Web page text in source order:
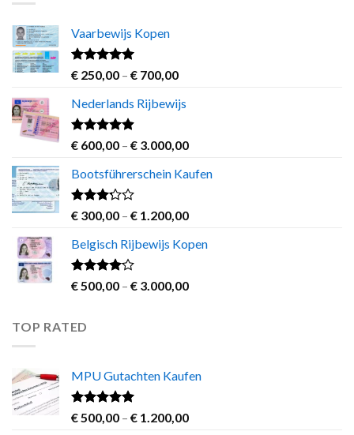
Vaarbewijs Kopen
Rated4.63
out of 5
€ 250,00 – € 700,00Price
€ 250,00
€ 700,00
Nederlands Rijbewijs
Rated4.60
out of 5
€ 600,00 – € 3.000,00Price
€ 600,00
€ 3.000,00
Bootsführerschein Kaufen
Rated
out of
5
€ 300,00 – € 1.200,00Price
€ 300,00
€ 1.200,00
Belgisch Rijbewijs Kopen
Rated
out
€500,00 – € 3.000,00Price
TOP RATED
MPU Gutachten Kaufen
Rated5.00
out of 5
€ 500,00 – € 1.200,00Price